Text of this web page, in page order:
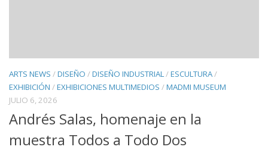
ARTS NEWS /DISEÑO /DISEÑO INDUSTRIAL/ESCULTURA/
EXHIBICIÓN /EXHIBICIONES MULTIMEDIOS /MADMI MUSEUM
JULIO 6, 2026
Andrés Salas, homenaje en la
muestra Todos a Todo Dos